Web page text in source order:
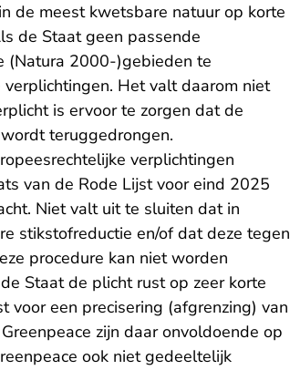
de meest kwetsbare natuur op korte
de Staat geen passende
(Natura 2000-)gebieden te
Het valt daarom niet
is ervoor te zorgen dat de
teruggedrongen.
verplichtingen
van de Rode Lijst voor eind 2025
Niet valt uit te sluiten dat in
stikstofreductie en/of dat deze tegen
procedure kan niet worden
Staat de plicht rust op zeer korte
voor een precisering (afgrenzing) van
zijn daar onvoldoende op
ook niet gedeeltelijk